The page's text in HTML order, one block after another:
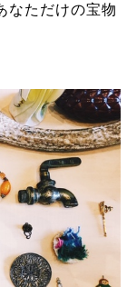
なただけの宝物